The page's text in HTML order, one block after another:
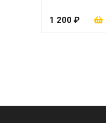
1 200 ₽